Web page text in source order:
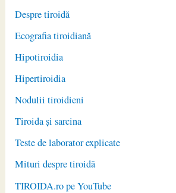
Despre tiroidă
Ecografia tiroidiană
Hipotiroidia
Hipertiroidia
Nodulii tiroidieni
Tiroida și sarcina
Teste de laborator explicate
Mituri despre tiroidă
TIROIDA.ro pe YouTube